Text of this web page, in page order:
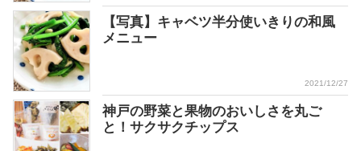
【写真】キャベツ半分使いきりの和風
メニュー
2021/12/27
神戸の野菜と果物のおいしさを丸ご
と！サクサクチップス